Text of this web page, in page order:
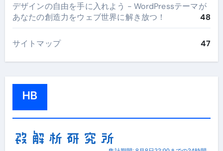
デザインの自由を手に入れよう - WordPressテーマが
あなたの創造力をウェブ世界に解き放つ！
48
サイトマップ 47
HB